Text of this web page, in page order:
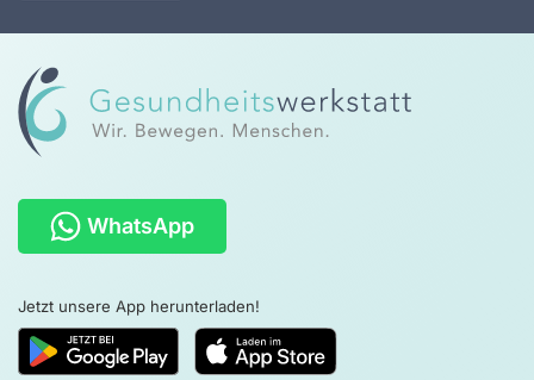
WhatsApp
Jetzt unsere App herunterladen!